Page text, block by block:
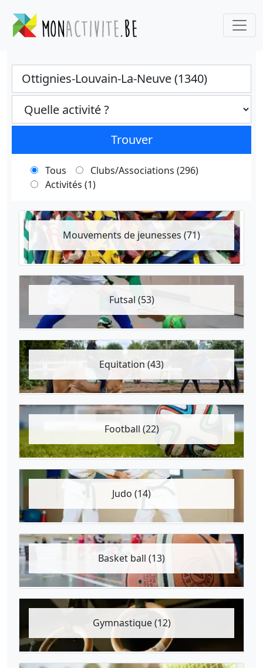
Trouver
Tous
Clubs/Associations (296)
Activités (1)
Mouvements de jeunesses (71)
Futsal (53)
Equitation (43)
Football (22)
Judo (14)
Basket ball (13)
Gymnastique (12)